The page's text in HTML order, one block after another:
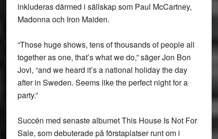
inkluderas därmed i sällskap som Paul McCartney,
Madonna och Iron Maiden.
“Those huge shows, tens of thousands of people all
together as one, that’s what we do,” säger Jon Bon
Jovi, “and we heard it’s a national holiday the day
after in Sweden. Seems like the perfect night for a
party.”
Succén med senaste albumet This House Is Not For
Sale, som debuterade på förstaplatser runt om i